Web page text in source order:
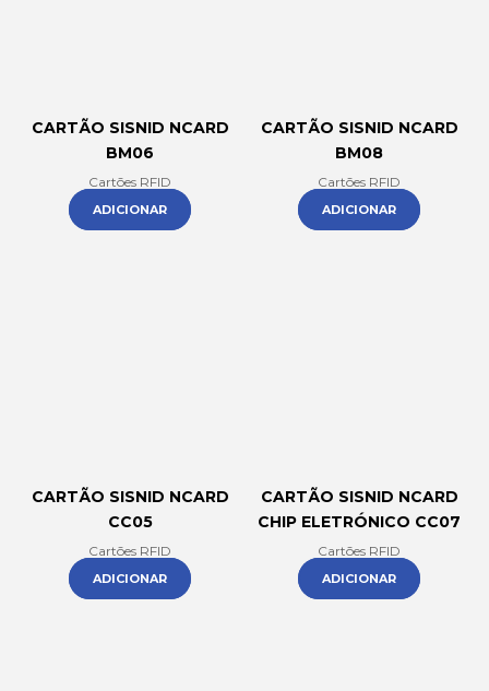
CARTÃO SISNID NCARD
BM06
Cartões RFID
ADICIONAR
CARTÃO SISNID NCARD
BM08
Cartões RFID
ADICIONAR
CARTÃO SISNID NCARD
CC05
Cartões RFID
ADICIONAR
CARTÃO SISNID NCARD
CHIP ELETRÓNICO CC07
Cartões RFID
ADICIONAR